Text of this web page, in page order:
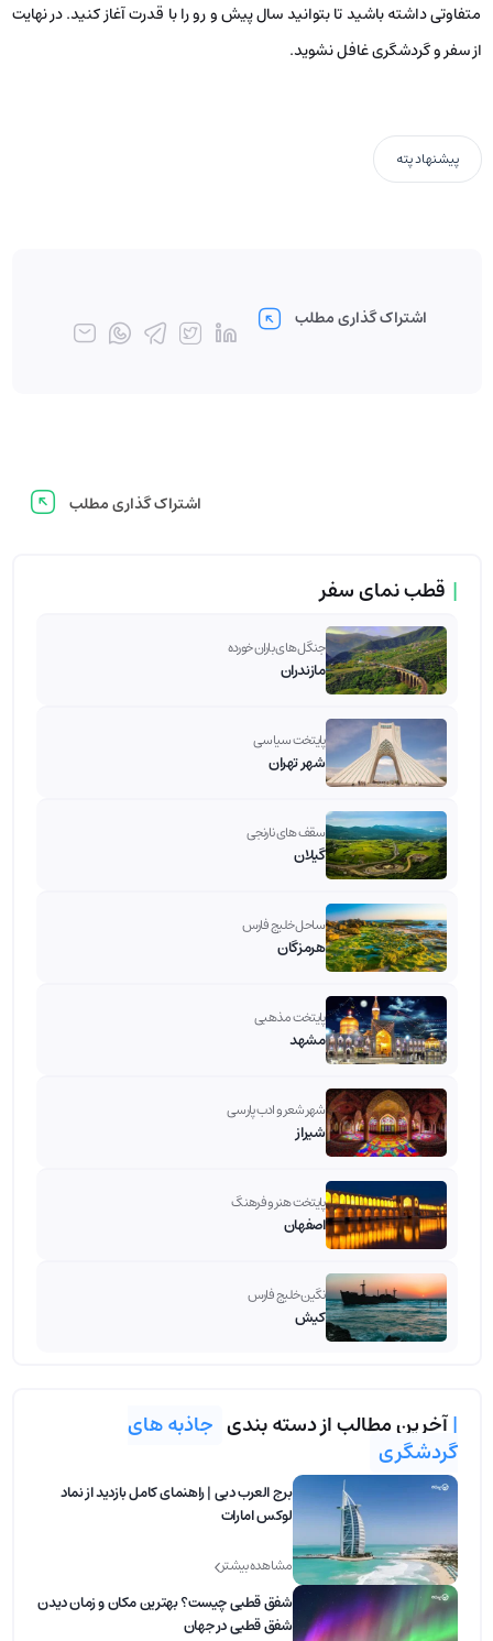
متفاوتی داشته باشید تا بتوانید سال پیش و رو را با قدرت آغاز کنید. در نهایت
از سفر و گردشگری غافل نشوید.
پیشنهاد پته
اشتراک گذاری مطلب
اشتراک گذاری مطلب
| قطب نمای سفر
جنگل های باران خورده
مازندران
پایتخت سیاسی
شهر تهران
سقف های نارنجی
گیلان
ساحل خلیج فارس
هرمزگان
پایتخت مذهبی
مشهد
شهر شعر و ادب پارسی
شیراز
پایتخت هنر و فرهنگ
اصفهان
نگین خلیج فارس
کیش
|آخرین مطالب از دسته بندی جاذبه های
گردشگری
برج العرب دبی | راهنمای کامل بازدید از نماد
لوکس امارات
مشاهده بیشتر
شفق قطبی چیست؟ بهترین مکان و زمان دیدن
شفق قطبی در جهان